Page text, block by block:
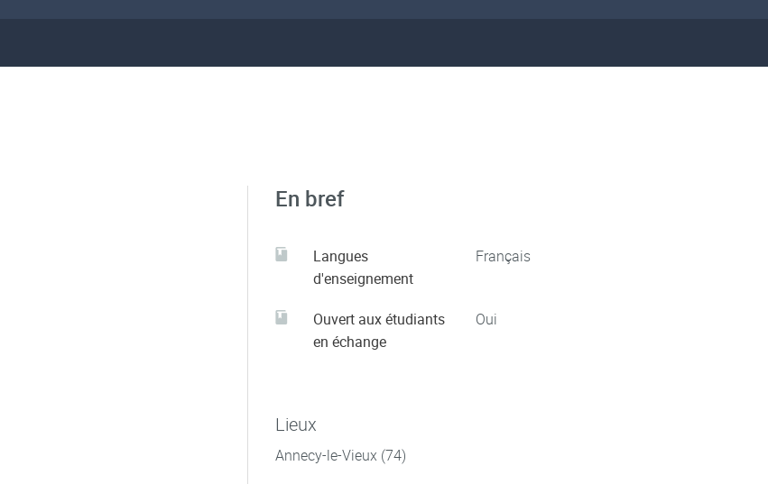
En bref
Langues
d'enseignement
Français
Ouvert aux étudiants
en échange
Oui
Lieux
Annecy-le-Vieux (74)